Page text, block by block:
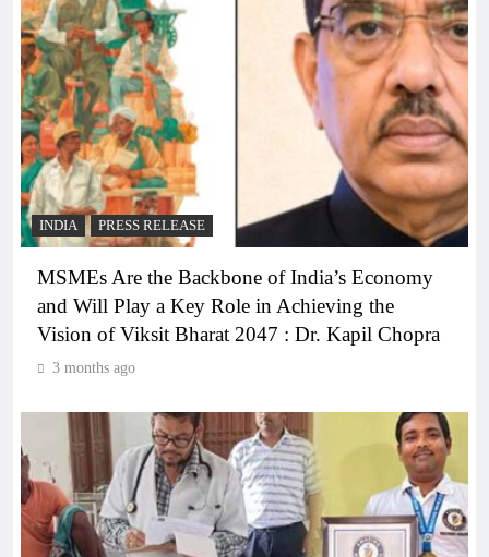
INDIA PRESS RELEASE
MSMEs Are the Backbone of India’s Economy
and Will Play a Key Role in Achieving the
Vision of Viksit Bharat 2047 : Dr. Kapil Chopra
3 months ago